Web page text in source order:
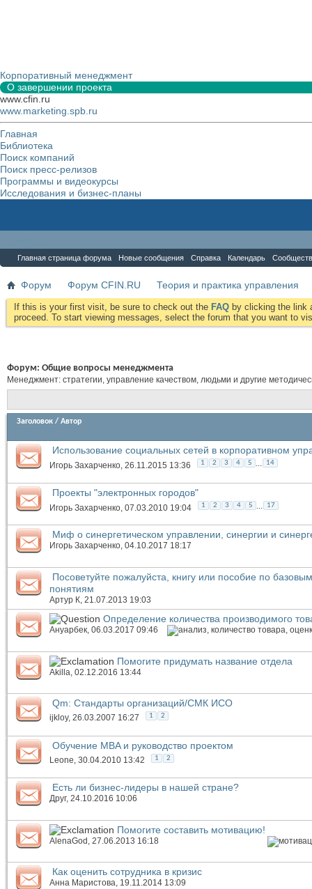
Корпоративный менеджмент
О завершении проекта
www.cfin.ru
www.marketing.spb.ru
Главная
Библиотека
Поиск компаний
Поиск пресс-релизов
Программы и видеокурсы
Исследования и бизнес-планы
Главная страница форума Новые сообщения Справка Календарь
Форум Форум CFIN.RU Теория и практика управления
If this is your first visit, be sure to check out the FAQ by clicking the link
proceed. To start viewing messages, select the forum that you want to
Форум: Общие вопросы менеджмента
Менеджмент: стратегии, управление качеством, людьми и другие
Заголовок / Автор
Использование социальных сетей в корпоративном
Игорь Захарченко, 26.11.2015 13:36 1 2 3 4 5 ... 14
Проекты "электронных городов"
Игорь Захарченко, 07.03.2010 19:04 1 2 3 4 5 ... 17
Миф о синергетическом управлении, синергии и
Игорь Захарченко, 04.10.2017 18:17
Посоветуйте пожалуйста, книгу или пособие по базовым
понятиям
Артур К , 21.07.2013 19:03
Определение количества производимого
Ануарбек, 06.03.2017 09:46
Помогите придумать название отдела
Akilla , 02.12.2016 13:44
Qm: Стандарты организаций/СМК ИСО
ijkloy, 26.03.2007 16:27 1 2
Обучение MBA и руководство проектом
Leone , 30.04.2010 13:42 1 2
Есть ли бизнес-лидеры в нашей стране?
Друг, 24.10.2016 10:06
Помогите составить мотивацию!
AlenaGod , 27.06.2013 16:18
Как оценить сотрудника в кризис
Анна Маристова, 19.11.2014 13:09